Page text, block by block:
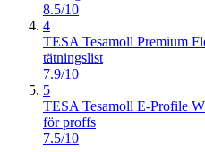
8.5/10
4
TESA Tesamoll Premium
tätningslist
7.9/10
5
TESA Tesamoll E-Profile
för proffs
7.5/10